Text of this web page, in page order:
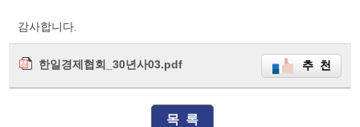
감사합니다.
한일경제협회_30년사03.pdf 추 천
목 록